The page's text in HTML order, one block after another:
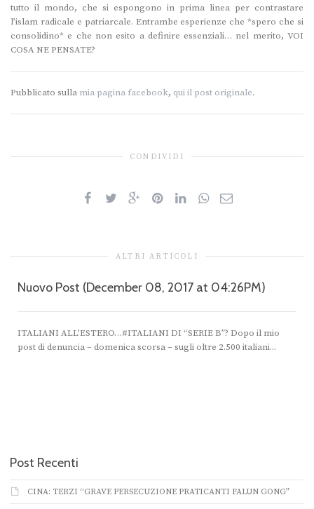
tutto il mondo, che si espongono in prima linea per contrastare
l’islam radicale e patriarcale. Entrambe esperienze che *spero che si
consolidino* e che non esito a definire essenziali… nel merito, VOI
COSA NE PENSATE?
Pubblicato sulla mia pagina facebook, qui il post originale.
CONDIVIDI
ALTRI ARTICOLI
Nuovo Post (December 08, 2017 at 04:26PM)
ITALIANI ALL’ESTERO…#ITALIANI DI “SERIE B”? Dopo il mio
post di denuncia – domenica scorsa – sugli oltre 2.500 italiani...
Post Recenti
CINA: TERZI “GRAVE PERSECUZIONE PRATICANTI FALUN GONG”